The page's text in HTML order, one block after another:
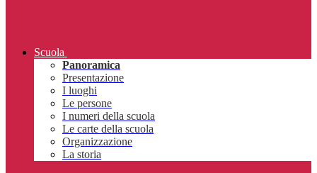
Scuola
Panoramica
Presentazione
I luoghi
Le persone
I numeri della scuola
Le carte della scuola
Organizzazione
La storia